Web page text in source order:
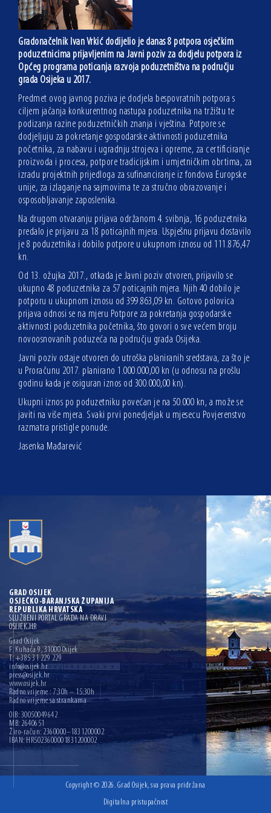
Gradonačelnik Ivan Vrkić dodijelio je danas 8 potpora osječkim
poduzetnicima prijavljenim na Javni poziv za dodjelu potpora iz
Općeg programa poticanja razvoja poduzetništva na području
grada Osijeka u 2017.
Predmet ovog javnog poziva je dodjela bespovratnih potpora s
ciljem jačanja konkurentnog nastupa poduzetnika na tržištu te
podizanja razine poduzetničkih znanja i vještina. Potpore se
dodjeljuju za pokretanje gospodarske aktivnosti poduzetnika
početnika, za nabavu i ugradnju strojeva i opreme, za certificiranje
proizvoda i procesa, potpore tradicijskim i umjetničkim obrtima, za
izradu projektnih prijedloga za sufinanciranje iz fondova Europske
unije, za izlaganje na sajmovima te za stručno obrazovanje i
osposobljavanje zaposlenika.
Na drugom otvaranju prijava održanom 4. svibnja, 16 poduzetnika
predalo je prijavu za 18 poticajnih mjera. Uspješnu prijavu dostavilo
je 8 poduzetnika i dobilo potpore u ukupnom iznosu od 111.876,47
kn.
Od 13. ožujka 2017., otkada je Javni poziv otvoren, prijavilo se
ukupno 48 poduzetnika za 57 poticajnih mjera. Njih 40 dobilo je
potporu u ukupnom iznosu od 399.863,09 kn. Gotovo polovica
prijava odnosi se na mjeru Potpore za pokretanja gospodarske
aktivnosti poduzetnika početnika, što govori o sve većem broju
novoosnovanih poduzeća na području grada Osijeka.
Javni poziv ostaje otvoren do utroška planiranih sredstava, za što je
u Proračunu 2017. planirano 1.000.000,00 kn (u odnosu na prošlu
godinu kada je osiguran iznos od 300.000,00 kn).
Ukupni iznos po poduzetniku povećan je na 50.000 kn, a može se
javiti na više mjera. Svaki prvi ponedjeljak u mjesecu Povjerenstvo
razmatra pristigle ponude.
Jasenka Mađarević
GRAD OSIJEK
OSJEČKO-BARANJSKA ŽUPANIJA
REPUBLIKA HRVATSKA
SLUŽBENI PORTAL GRADA NA DRAVI
OSIJEK.HR
Grad Osijek
F. Kuhača 9, 31000 Osijek
T: +385 31 229 229
info@osijek.hr
press@osijek.hr
www.osijek.hr
Radno vrijeme : 7:30h – 15:30h
Radno vrijeme sa strankama
OIB: 30050049642
MB: 2640651
Žiro-račun: 2360000–1831200002
IBAN: HR5023600001831200002
Copyright © 2026. Grad Osijek, sva prava pridržana
Digitalna pristupačnost